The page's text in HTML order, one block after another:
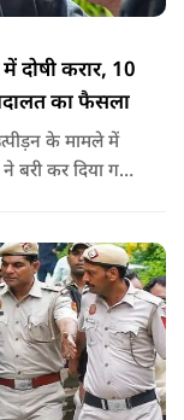
दोषी करार, 10
का फैसला
के मामले में
बरी कर दिया गया